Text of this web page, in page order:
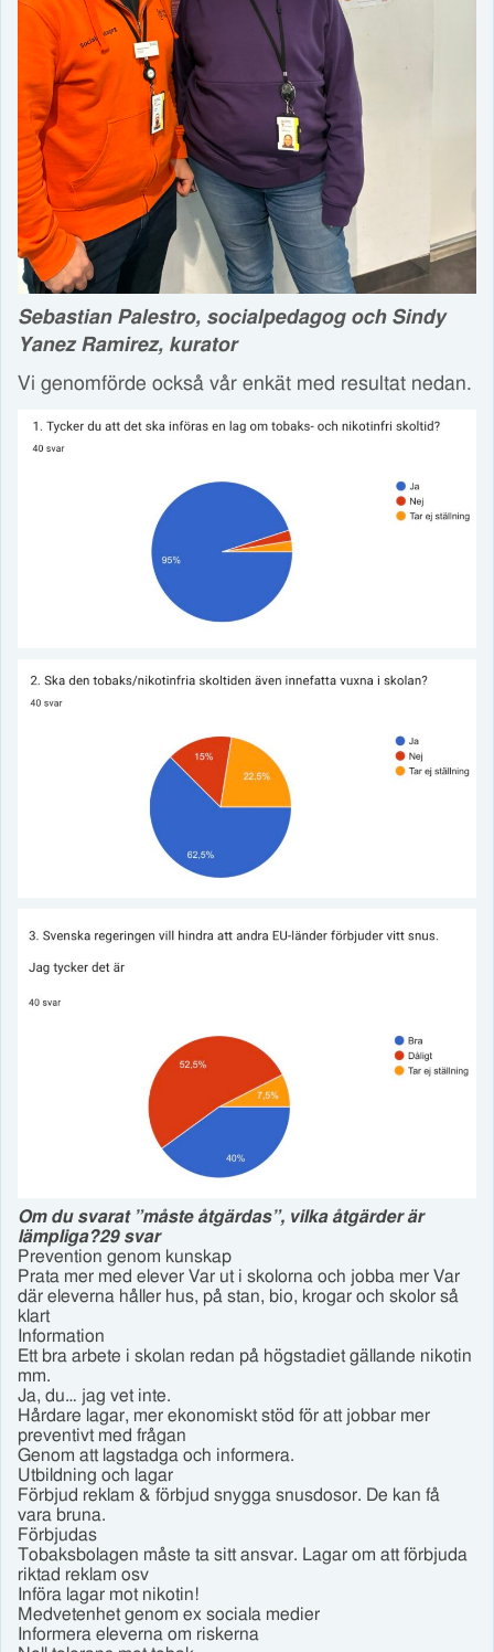
Sebastian Palestro, socialpedagog och Sindy
Yanez Ramirez, kurator
Vi genomförde också vår enkät med resultat nedan.
Om du svarat ”måste åtgärdas”, vilka åtgärder är
lämpliga?29 svar
Prevention genom kunskap
Prata mer med elever Var ut i skolorna och jobba mer Var
där eleverna håller hus, på stan, bio, krogar och skolor så
klart
Information
Ett bra arbete i skolan redan på högstadiet gällande nikotin
mm.
Ja, du… jag vet inte.
Hårdare lagar, mer ekonomiskt stöd för att jobbar mer
preventivt med frågan
Genom att lagstadga och informera.
Utbildning och lagar
Förbjud reklam & förbjud snygga snusdosor. De kan få
vara bruna.
Förbjudas
Tobaksbolagen måste ta sitt ansvar. Lagar om att förbjuda
riktad reklam osv
Införa lagar mot nikotin!
Medvetenhet genom ex sociala medier
Informera eleverna om riskerna